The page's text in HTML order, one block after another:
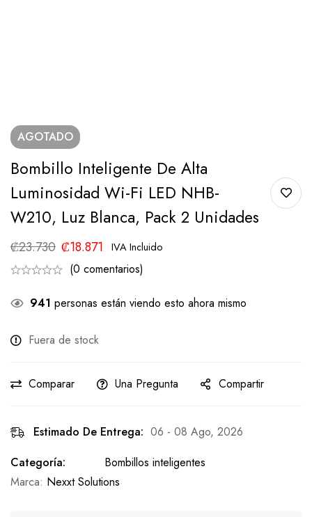
AGOTADO
Bombillo Inteligente De Alta
Luminosidad Wi-Fi LED NHB-
W210, Luz Blanca, Pack 2 Unidades
₡23.730 ₡18.871 IVA Incluido
(0 comentarios)
941 personas están viendo esto ahora mismo
Fuera de stock
Comparar Una Pregunta Compartir
Estimado De Entrega: 06 - 08 Ago, 2026
Categoría:
Bombillos inteligentes
Marca: Nexxt Solutions